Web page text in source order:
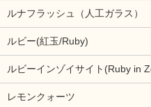
ルナフラッシュ（人工ガラス）
ルビー(紅玉/Ruby)
ルビーインゾイサイト(Ruby in
レモンクォーツ